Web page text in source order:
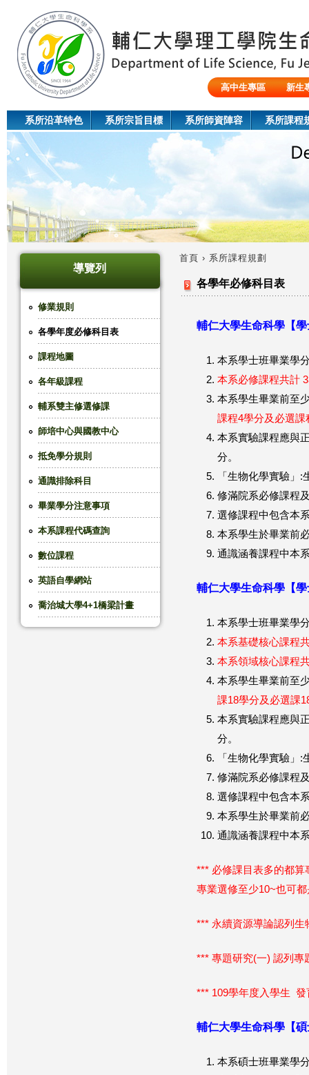
高中生專區
新生
系所沿革特色 系所宗旨目標 系所師資陣容 系所課程
導覽列
修業規則
各學年度必修科目表
課程地圖
各年級課程
輔系雙主修選修課
師培中心與國教中心
抵免學分規則
通識排除科目
畢業學分注意事項
本系課程代碼查詢
數位課程
英語自學網站
喬治城大學4+1橋梁計畫
您
首頁 › 系所課程規劃
各學年必修科目表
輔仁大學生命科學【
本系學士班畢業學
本系必修課程共計
本系學生畢業前至
課程4學分及必選課
本系實驗課程應與
分。
「生物化學實驗」
修滿院系必修課程
選修課程中包含本
本系學生於畢業前
通識涵養課程中本
輔仁大學生命科學【
本系學士班畢業學
本系基礎核心課程
本系領域核心課程
本系學生畢業前至
課18學分及必選課
本系實驗課程應與
分。
「生物化學實驗」
修滿院系必修課程
選修課程中包含本
本系學生於畢業前
通識涵養課程中本
*** 必修課目表多的都算
專業選修至少10~也可
*** 永續資源導論認列生
*** 專題研究(一) 認列專
*** 109學年度入學生 發
輔仁大學生命科學【
本系碩士班畢業學